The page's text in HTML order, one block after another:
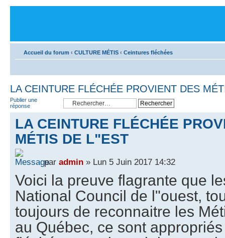
Accueil du forum ‹ CULTURE MÉTIS ‹ Ceintures fléchées
LA CEINTURE FLÉCHÉE PROVIENT DES
Publier une
réponse
LA CEINTURE FLÉCHÉE
MÉTIS DE L"EST
par admin » Lun 5 Juin 2017 14:32
Voici la preuve flagrante que
National Council de l"ouest,
toujours de reconnaitre les
au Québec, ce sont